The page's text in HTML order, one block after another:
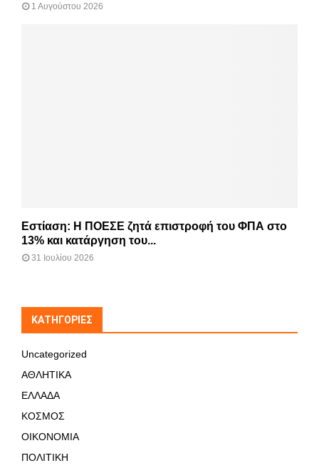
1 Αυγούστου 2026
Εστίαση: Η ΠΟΕΣΕ ζητά επιστροφή του ΦΠΑ στο
13% και κατάργηση του...
31 Ιουλίου 2026
KΑΤΗΓΟΡΊΕΣ
Uncategorized
ΑΘΛΗΤΙΚΑ
ΕΛΛΑΔΑ
ΚΟΣΜΟΣ
ΟΙΚΟΝΟΜΙΑ
ΠΟΛΙΤΙΚΗ